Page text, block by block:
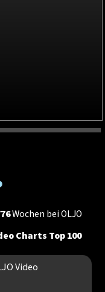
Wochen bei OLJO
Charts Top 100
Video